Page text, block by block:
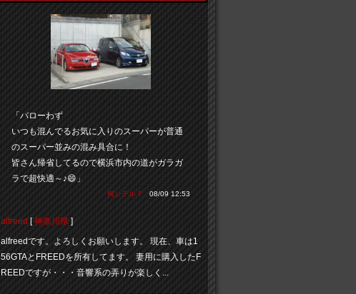
「バローわず
いつも混んでるお気に入りのスーパーが普通
のスーパー並みの混み具合に！
皆さん帰省してるので横浜市内の道がガラガ
ラで超快適～♪😄」
何シテル？ 08/09 12:53
alfreed [神奈川県 ]
alfreedです。よろしくお願いします。 現在、車は1
56GTAとFREEDを所有してます。 妻用に購入したF
REEDですが・・・音響系の弄りが楽しく...